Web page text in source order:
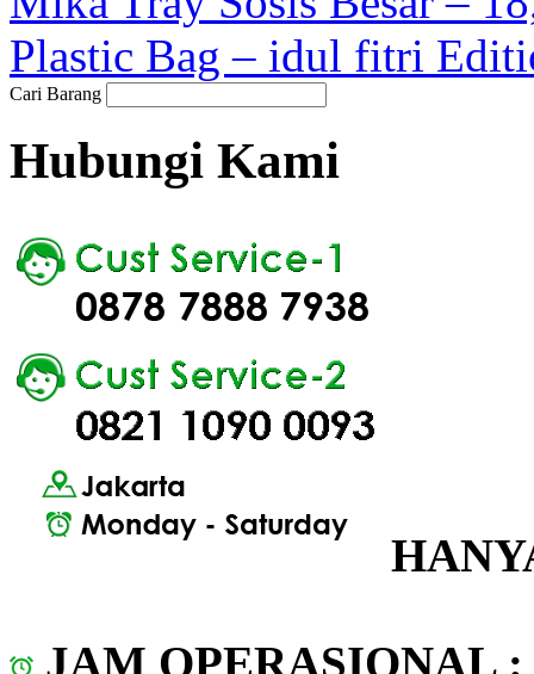
Plastic Bag – idul fitri
Cari Barang
Hubungi Kami
JAM OPERASIONAL :